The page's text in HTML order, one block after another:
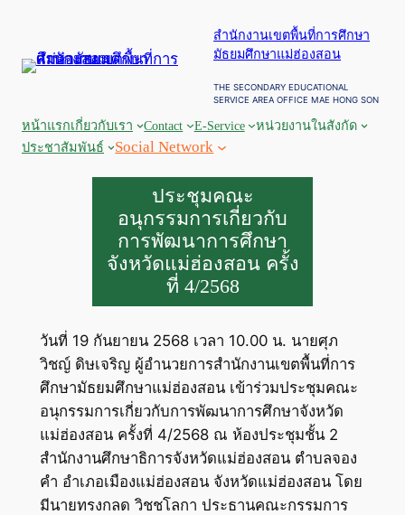
สำนักงานเขตพื้นที่การศึกษา
มัธยมศึกษาแม่ฮ่องสอน
THE SECONDARY EDUCATIONAL
SERVICE AREA OFFICE MAE HONG SON
หน้าแรกเกี่ยวกับเรา Contact E-Service
หน่วยงานในสังกัด
ประชาสัมพันธ์
Social Network
ประชุมคณะ
อนุกรรมการเกี่ยวกับ
การพัฒนาการศึกษา
จังหวัดแม่ฮ่องสอน ครั้ง
ที่ 4/2568
วันที่ 19 กันยายน 2568 เวลา 10.00 น. นายศุภ
วิชญ์ ดิษเจริญ ผู้อำนวยการสำนักงานเขตพื้นที่การ
ศึกษามัธยมศึกษาแม่ฮ่องสอน เข้าร่วมประชุมคณะ
อนุกรรมการเกี่ยวกับการพัฒนาการศึกษาจังหวัด
แม่ฮ่องสอน ครั้งที่ 4/2568 ณ ห้องประชุมชั้น 2
สำนักงานศึกษาธิการจังหวัดแม่ฮ่องสอน ตำบลจอง
คำ อำเภอเมืองแม่ฮ่องสอน จังหวัดแม่ฮ่องสอน โดย
มีนายทรงกลด วิชชโลกา ประธานคณะกรรมการ